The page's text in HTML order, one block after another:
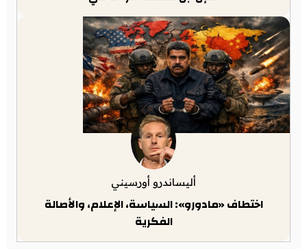
أليساندرو أورسيني
اختطاف «مادورو»: السياسة، الإعلام، والأصالة
الفكرية